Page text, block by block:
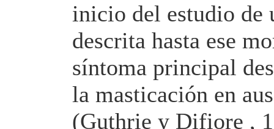
inicio del estudio de
descrita hasta ese
síntoma principal
la masticación en
(Guthrie y Difiore ,